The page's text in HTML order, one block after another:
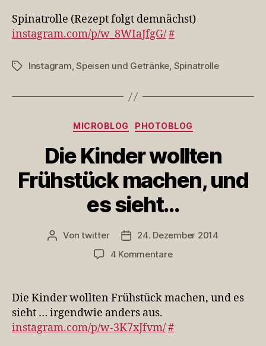
folgt
demnächst)
Spinatrolle (Rezept folgt demnächst)
instagram.com/p/w_8WIaJfgG/#
Schlagwörter
Instagram,Speisen und Getränke, Spinatrolle
Kategorien
MICROBLOG PHOTOBLOG
Die Kinder wollten
Frühstück machen, und
es sieht…
Beitragsautor
Vontwitter Veröffentlichungsdatum
24. Dezember 2014
4 Kommentarezu
wollten
Frühstück
und
Die Kinder wollten Frühstück machen, und es
sieht … irgendwie anders aus.
instagram.com/p/w-3K7xJfvm/#